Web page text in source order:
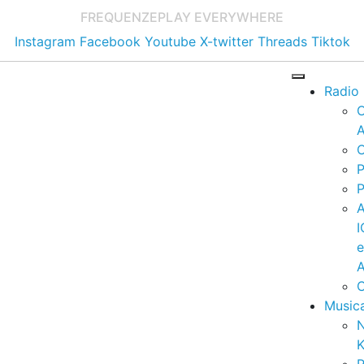
FREQUENZEPLAY EVERYWHERE
Instagram Facebook Youtube X-twitter Threads Tiktok
Radio
e